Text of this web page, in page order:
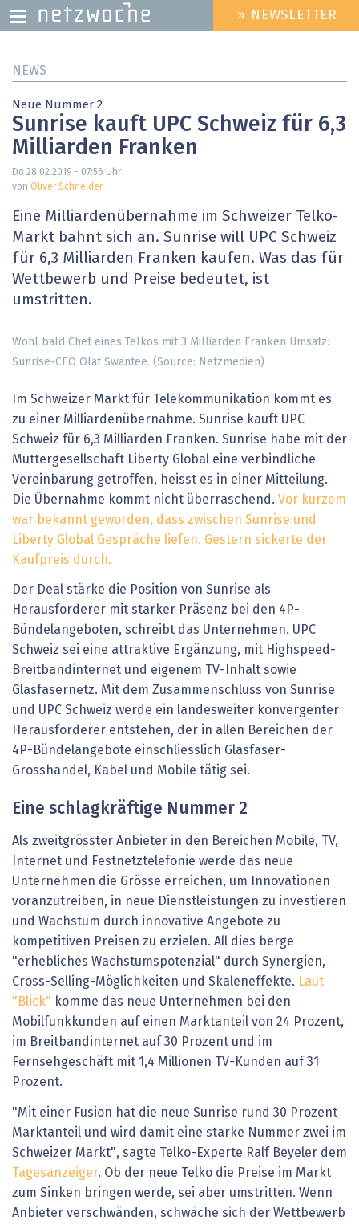
zum
HEADER
MENU
» NEWSLETTER
NEWS
Neue Nummer 2
Sunrise kauft UPC Schweiz für 6,3
Milliarden Franken
Do 28.02.2019 - 07:56 Uhr
von Oliver Schneider
Eine Milliardenübernahme im Schweizer Telko-
Markt bahnt sich an. Sunrise will UPC Schweiz
für 6,3 Milliarden Franken kaufen. Was das für
Wettbewerb und Preise bedeutet, ist
umstritten.
Wohl bald Chef eines Telkos mit 3 Milliarden Franken Umsatz:
Sunrise-CEO Olaf Swantee. (Source: Netzmedien)
Im Schweizer Markt für Telekommunikation kommt es
zu einer Milliardenübernahme. Sunrise kauft UPC
Schweiz für 6,3 Milliarden Franken. Sunrise habe mit der
Muttergesellschaft Liberty Global eine verbindliche
Vereinbarung getroffen, heisst es in einer Mitteilung.
Die Übernahme kommt nicht überraschend. Vor kurzem
war bekannt geworden, dass zwischen Sunrise und
Liberty Global Gespräche liefen. Gestern sickerte der
Kaufpreis durch.
Der Deal stärke die Position von Sunrise als
Herausforderer mit starker Präsenz bei den 4P-
Bündelangeboten, schreibt das Unternehmen. UPC
Schweiz sei eine attraktive Ergänzung, mit Highspeed-
Breitbandinternet und eigenem TV-Inhalt sowie
Glasfasernetz. Mit dem Zusammenschluss von Sunrise
und UPC Schweiz werde ein landesweiter konvergenter
Herausforderer entstehen, der in allen Bereichen der
4P-Bündelangebote einschliesslich Glasfaser-
Grosshandel, Kabel und Mobile tätig sei.
Eine schlagkräftige Nummer 2
Als zweitgrösster Anbieter in den Bereichen Mobile, TV,
Internet und Festnetztelefonie werde das neue
Unternehmen die Grösse erreichen, um Innovationen
voranzutreiben, in neue Dienstleistungen zu investieren
und Wachstum durch innovative Angebote zu
kompetitiven Preisen zu erzielen. All dies berge
"erhebliches Wachstumspotenzial" durch Synergien,
Cross-Selling-Möglichkeiten und Skaleneffekte. Laut
"Blick" komme das neue Unternehmen bei den
Mobilfunkkunden auf einen Marktanteil von 24 Prozent,
im Breitbandinternet auf 30 Prozent und im
Fernsehgeschäft mit 1,4 Millionen TV-Kunden auf 31
Prozent.
"Mit einer Fusion hat die neue Sunrise rund 30 Prozent
Marktanteil und wird damit eine starke Nummer zwei im
Schweizer Markt", sagte Telko-Experte Ralf Beyeler dem
Tagesanzeiger. Ob der neue Telko die Preise im Markt
zum Sinken bringen werde, sei aber umstritten. Wenn
Anbieter verschwänden, schwäche sich der Wettbewerb